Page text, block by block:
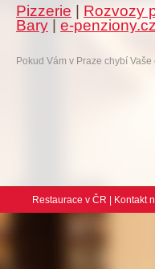
Pizzerie
Rozvozy
Bary
e-penziony.cz
Pokud Vám v Praze chybí
Restaurace v ČR Kontakt